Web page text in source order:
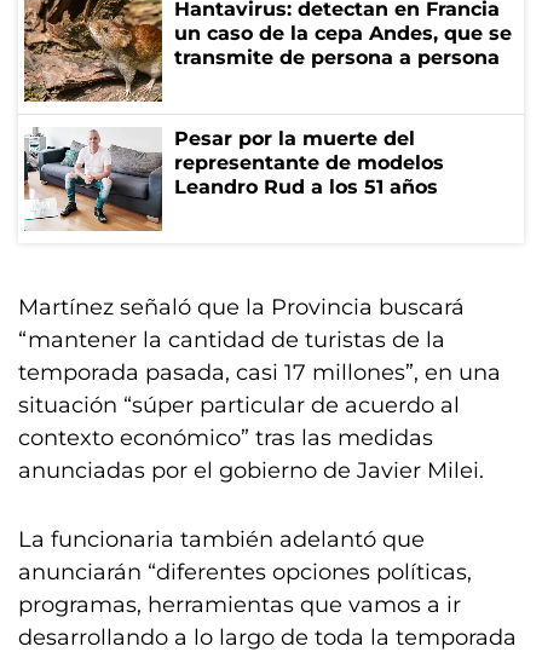
Hantavirus: detectan en Francia
un caso de la cepa Andes, que se
transmite de persona a persona
Pesar por la muerte del
representante de modelos
Leandro Rud a los 51 años
Martínez señaló que la Provincia buscará
“mantener la cantidad de turistas de la
temporada pasada, casi 17 millones”, en una
situación “súper particular de acuerdo al
contexto económico” tras las medidas
anunciadas por el gobierno de Javier Milei.
La funcionaria también adelantó que
anunciarán “diferentes opciones políticas,
programas, herramientas que vamos a ir
desarrollando a lo largo de toda la temporada